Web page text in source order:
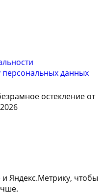
персональных данных
остекление от
и Яндекс.Метрику, чтобы